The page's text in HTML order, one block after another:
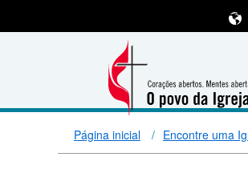
Página inicial Encontre uma